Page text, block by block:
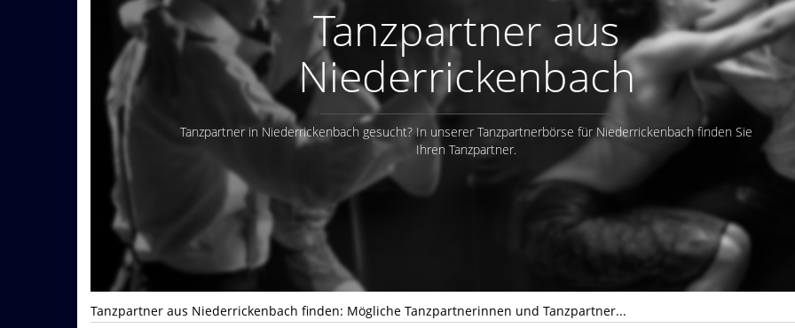
Tanzpartner aus
Niederrickenbach
Tanzpartner in Niederrickenbach gesucht? In unserer Tanzpartnerbörse für Niederrickenbach finden Sie
Ihren Tanzpartner.
Tanzpartner aus Niederrickenbach finden: Mögliche Tanzpartnerinnen und Tanzpartner...